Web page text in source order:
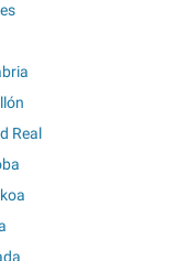
Real